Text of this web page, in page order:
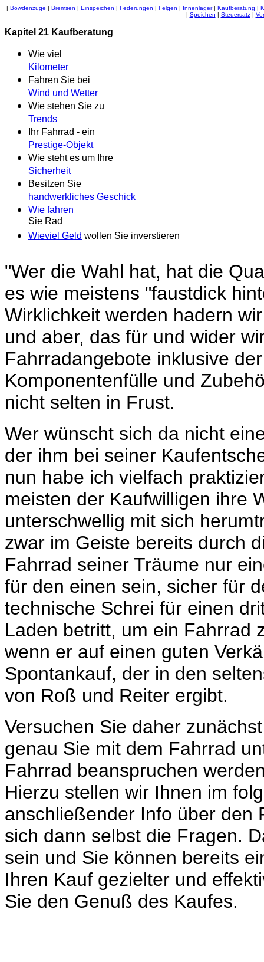
| Bowdenzüge | Bremsen | Einspeichen | Federungen | Felgen | Innenlager| Kaufberatung |
| Speichen | Steuersatz|
Kapitel 21 Kaufberatung
Wie viel
Kilometer
Fahren Sie bei
Wind und Wetter
Wie stehen Sie zu
Trends
Ihr Fahrrad - ein
Prestige-Objekt
Wie steht es um Ihre
Sicherheit
Besitzen Sie
handwerkliches Geschick
Wie fahren
Sie Rad
Wieviel Geld wollen Sie inverstieren
"Wer die Wahl hat, hat die
es wie meistens "faustdick
Wirklichkeit werden hadern
und aber, das für und wider
Fahrradangebote inklusive
Komponentenfülle und
nicht selten in Frust.
Wer wünscht sich da nicht
der ihm bei seiner
nun habe ich vielfach
meisten der Kaufwilligen ihre
unterschwellig mit sich
zwar im Geiste bereits durch
Fahrrad seiner Träume nur
für den einen sein, sicher für
technische Schrei für einen
Laden betritt, um ein Fahrrad
wenn er auf einen guten
Spontankauf, der in den
von Roß und Reiter ergibt.
Versuchen Sie daher
genau Sie mit dem Fahrrad
Fahrrad beanspruchen
Hierzu stellen wir Ihnen im
anschließender Info über den
sich dann selbst die Fragen.
sein und Sie können bereits
Ihren Kauf gezielter und
Sie den Genuß des Kaufes.